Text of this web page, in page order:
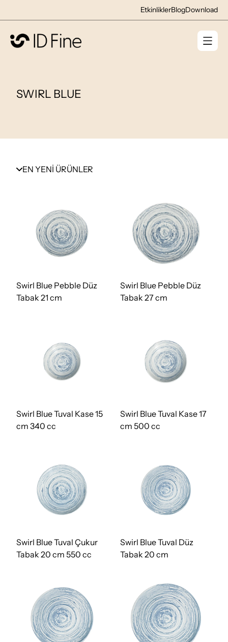
EtkinliklerBlogDownload
SWIRL BLUE
EN YENİ ÜRÜNLER
Swirl Blue Pebble Düz
Tabak 21 cm
Swirl Blue Pebble Düz
Tabak 27 cm
Swirl Blue Tuval Kase 15
cm 340 cc
Swirl Blue Tuval Kase 17
cm 500 cc
Swirl Blue Tuval Çukur
Tabak 20 cm 550 cc
Swirl Blue Tuval Düz
Tabak 20 cm